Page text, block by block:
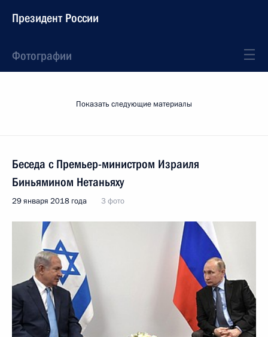
Президент России
Фотографии
Показать следующие материалы
Беседа с Премьер-министром Израиля
Биньямином Нетаньяху
29 января 2018 года 3 фото